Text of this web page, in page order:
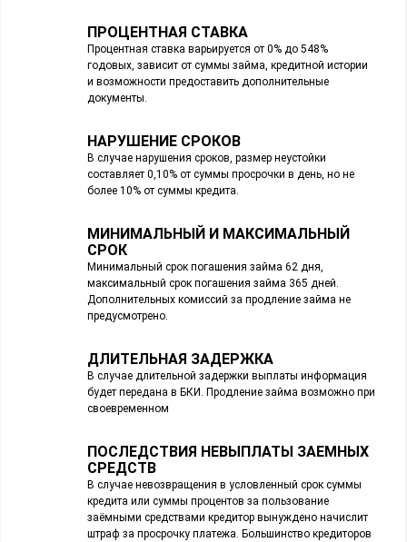
ПРОЦЕНТНАЯ СТАВКА
Процентная ставка варьируется от 0% до 548%
годовых, зависит от суммы займа, кредитной истории
и возможности предоставить дополнительные
документы.
НАРУШЕНИЕ СРОКОВ
В случае нарушения сроков, размер неустойки
составляет 0,10% от суммы просрочки в день, но не
более 10% от суммы кредита.
МИНИМАЛЬНЫЙ И МАКСИМАЛЬНЫЙ
СРОК
Минимальный срок погашения займа 62 дня,
максимальный срок погашения займа 365 дней.
Дополнительных комиссий за продление займа не
предусмотрено.
ДЛИТЕЛЬНАЯ ЗАДЕРЖКА
В случае длительной задержки выплаты информация
будет передана в БКИ. Продление займа возможно при
своевременном
ПОСЛЕДСТВИЯ НЕВЫПЛАТЫ ЗАЕМНЫХ
СРЕДСТВ
В случае невозвращения в условленный срок суммы
кредита или суммы процентов за пользование
заёмными средствами кредитор вынуждено начислит
штраф за просрочку платежа. Большинство кредиторов